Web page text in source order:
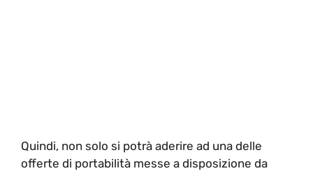
Quindi, non solo si potrà aderire ad una delle
offerte di portabilità messe a disposizione da